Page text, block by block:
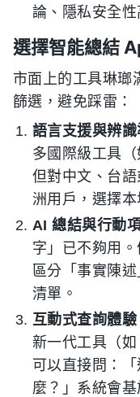
論、隱私安全性
選擇智能總結
市面上的工具琳瑯
篩選，避免踩雷：
語言支援與辨
多國際級工具
但對中文、台
洲用戶，選擇
AI 總結與行動
字」已不夠用
區分「事實陳
清單。
互動式查詢體驗
新一代工具（
可以直接問：
麼？」系統會